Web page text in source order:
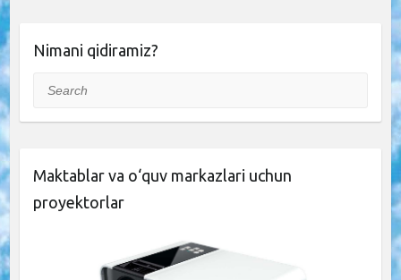
Nimani qidiramiz?
Search
Maktablar va o‘quv markazlari uchun
proyektorlar